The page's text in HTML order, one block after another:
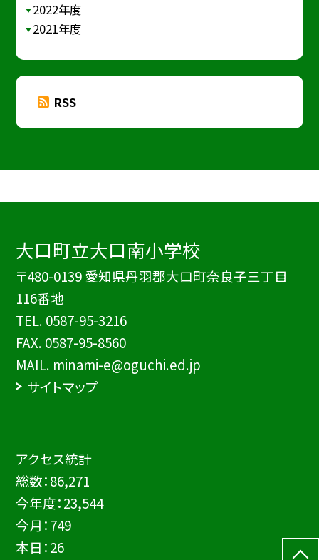
2022年度
2021年度
RSS
大口町立大口南小学校
〒480-0139 愛知県丹羽郡大口町奈良子三丁目
116番地
TEL. 0587-95-3216
FAX. 0587-95-8560
MAIL. minami-e@oguchi.ed.jp
サイトマップ
アクセス統計
総数：86,271
今年度：23,544
今月：749
本日：26